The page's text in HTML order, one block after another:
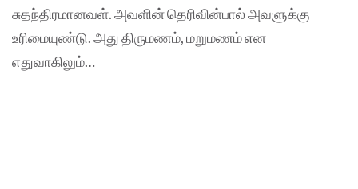
சுதந்திரமானவள். அவளின் தெரிவின்பால் அவளுக்கு
உரிமையுண்டு. அது திருமணம், மறுமணம் என
எதுவாகிலும்…